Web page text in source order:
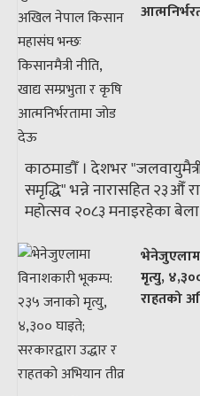
काठमाडौँ । देशभर
समृद्धि" भन्ने नारासहित २३औँ
महोत्सव २०८३ मनाइरहेका
मृत्यु,
राहतको